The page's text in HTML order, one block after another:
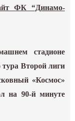
ФК “Динамо-
стадионе
Второй лиги
«Космос»
на 90-й минуте